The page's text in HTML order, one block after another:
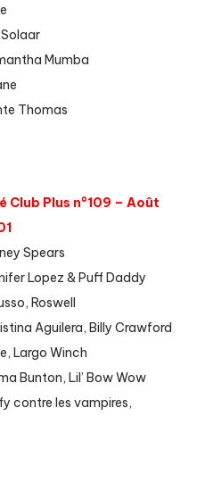
Mumba
Thomas
Club Plus n°109 – Août
Spears
Lopez & Puff Daddy
Roswell
Aguilera, Billy Crawford
Largo Winch
Bunton, Lil’ Bow Wow
contre les vampires,